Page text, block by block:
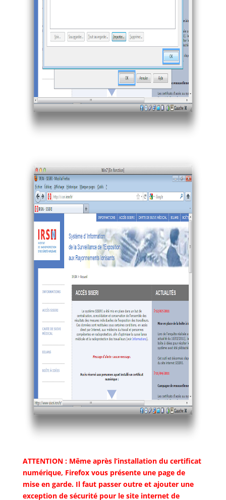
ATTENTION : Même après l’installation du certificat
numérique, Firefox vous présente une page de
mise en garde. Il faut passer outre et ajouter une
exception de sécurité pour le site internet de